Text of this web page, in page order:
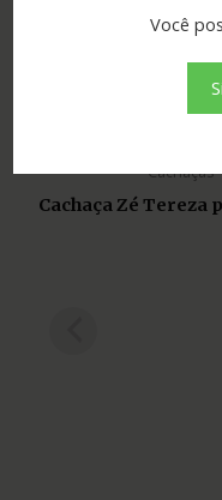
Você
Produtos
Cachaças
Cachaça Zé Tereza